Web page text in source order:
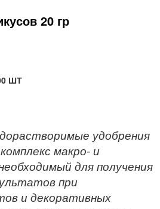
20 гр
ШТ
удобрения
макро- и
для получения
при
и декоративных